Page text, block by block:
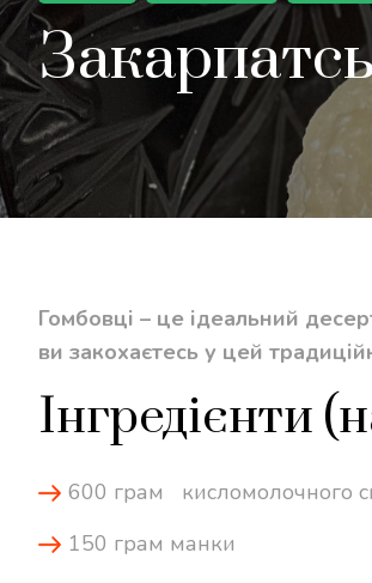
Гомбовці – це ідеальний
ви закохаєтесь у цей
Інгредієнти
600 грам кисломолочного
150 грам манки